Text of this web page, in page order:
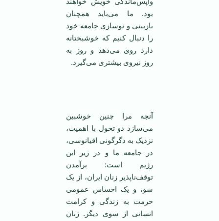
بود. ما می‌باید همچنان
بازبینی و نوسازی جامعه خود
را دنبال کنیم که خوشبختانه
دارد روی می‌دهد و روز به
روز نیروی بیشتری می‌گیرد.
آنچه مرا چنین خوشبین
می‌سازد دو تحول با اهمیت،
نزدیک به دگرگونی اقیانوسی،
در جامعه ما و در زیر این
رژیم است: برآمدن
توقف‌ناپذیر زنان ایران، از یک
سو، و یک احساس عمومی
حرمت به زندگی و کرامت
انسانی از سوی دیگر. زنان